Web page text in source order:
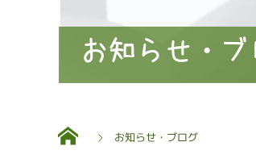
お知らせ・ブ
お知らせ・ブログ